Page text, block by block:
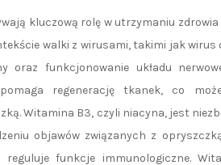
kluczową rolę w utrzymaniu
walki z wirusami, takimi jak
oraz funkcjonowanie układu
regenerację tkanek, co
Witamina B3, czyli niacyna, jest
objawów związanych z
reguluje funkcje immunologiczne.